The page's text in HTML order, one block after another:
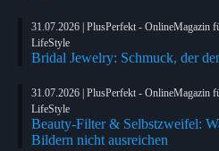
31.07.2026 | PlusPerfekt - OnlineMagazin
LifeStyle
Bridal Jewelry: Schmuck, der
31.07.2026 | PlusPerfekt - OnlineMagazin
LifeStyle
Beauty-Filter & Selbstzweifel:
Bildern nicht ausreichen